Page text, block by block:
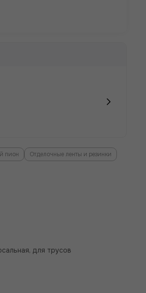
пион Отделочные ленты и резинки
для трусов